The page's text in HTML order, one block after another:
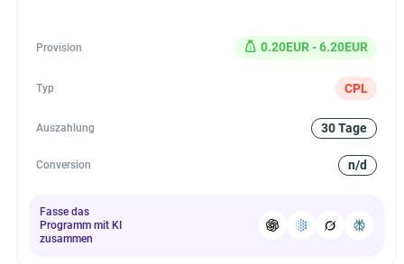
Provision 0.20EUR - 6.20EUR
Typ CPL
Auszahlung 30 Tage
Conversion n/d
Fasse das
Programm mit KI
zusammen